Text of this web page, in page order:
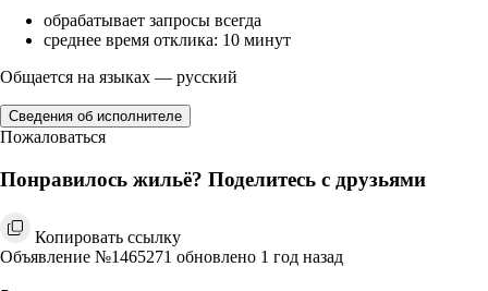
обрабатывает запросы всегда
среднее время отклика: 10 минут
Общается на языках — русский
Сведения об исполнителе
Пожаловаться
Понравилось жильё? Поделитесь с друзьями
Копировать ссылку
Объявление №1465271 обновлено 1 год назад